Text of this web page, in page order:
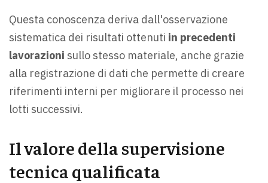
Questa conoscenza deriva dall'osservazione
sistematica dei risultati ottenuti in precedenti
lavorazioni sullo stesso materiale, anche grazie
alla registrazione di dati che permette di creare
riferimenti interni per migliorare il processo nei
lotti successivi.
Il valore della supervisione
tecnica qualificata